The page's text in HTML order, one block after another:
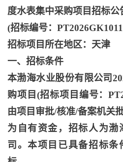
度水表集中采购项目招标公
(招标编号：
招标项目所在地区：天津
一、招标条件
本渤海水业股份有限公司
购项目(招标项目编号：
由项目审批/核准/备案机关
为自有资金，招标人为渤
司。本项目已具备招标条